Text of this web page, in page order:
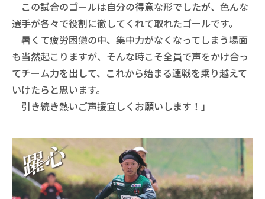
この試合のゴールは自分の得意な形でしたが、色んな
選手が各々で役割に徹してくれて取れたゴールです。
暑くて疲労困憊の中、集中力がなくなってしまう場面
も当然起こりますが、そんな時こそ全員で声をかけ合っ
てチーム力を出して、これから始まる連戦を乗り越えて
いけたらと思います。
引き続き熱いご声援宜しくお願いします！」